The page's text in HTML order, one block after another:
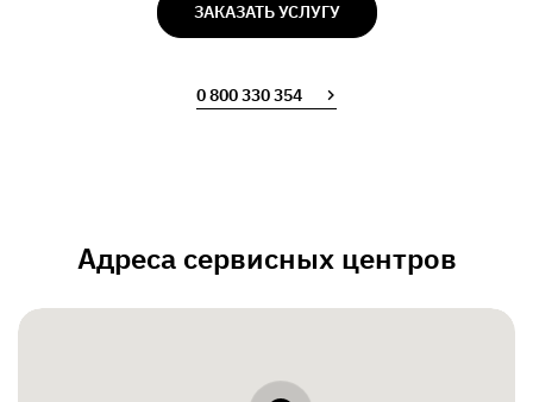
ЗАКАЗАТЬ УСЛУГУ
0 800 330 354
Адреса сервисных центров